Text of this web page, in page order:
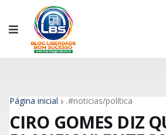
Página inicial .#noticias/política
CIRO GOMES DIZ